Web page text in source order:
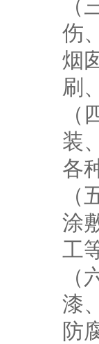
伤
烟
刷
装
各
涂
工
漆
防